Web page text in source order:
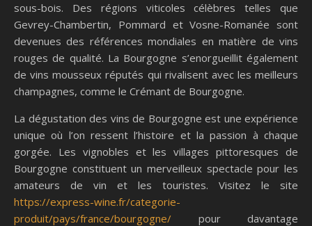
sous-bois. Des régions viticoles célèbres telles que
Gevrey-Chambertin, Pommard et Vosne-Romanée sont
devenues des références mondiales en matière de vins
rouges de qualité. La Bourgogne s’enorgueillit également
de vins mousseux réputés qui rivalisent avec les meilleurs
champagnes, comme le Crémant de Bourgogne.
La dégustation des vins de Bourgogne est une expérience
unique où l’on ressent l’histoire et la passion à chaque
gorgée. Les vignobles et les villages pittoresques de
Bourgogne constituent un merveilleux spectacle pour les
amateurs de vin et les touristes. Visitez le site
https://express-wine.fr/categorie-
produit/pays/france/bourgogne/ pour davantage